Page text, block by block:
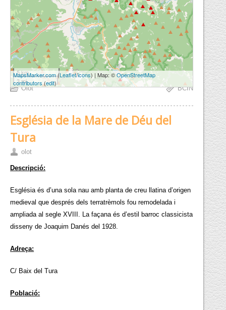
5 km
3 mi
MapsMarker.com(Leaflet/icons) | Map: ©OpenStreetMap
contributors(edit)
Olot BCIN
Església de la Mare de Déu del
Tura
olot
Descripció:
Església és d’una sola nau amb planta de creu llatina d’origen
medieval que després dels terratrèmols fou remodelada i
ampliada al segle XVIII. La façana és d’estil barroc classicista
disseny de Joaquim Danés del 1928.
Adreça:
C/ Baix del Tura
Població: